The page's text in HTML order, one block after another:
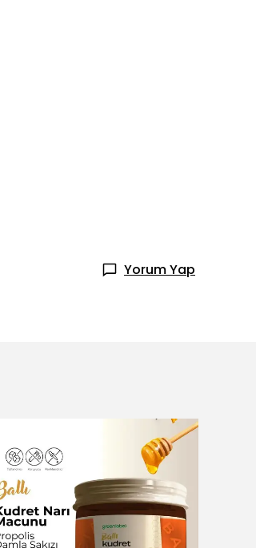
Yorum Yap